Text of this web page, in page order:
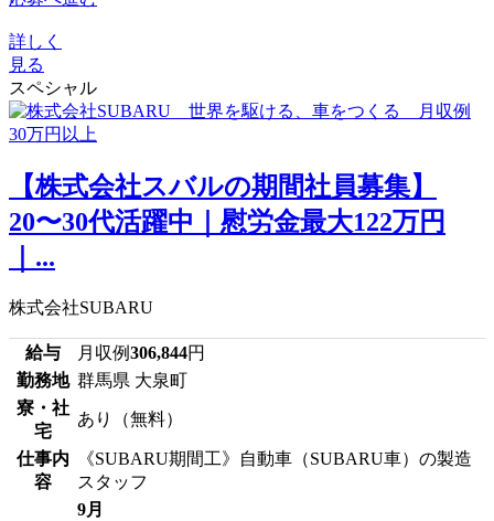
詳しく
見る
スペシャル
【株式会社スバルの期間社員募集】
20〜30代活躍中｜慰労金最大122万円
｜...
株式会社SUBARU
給与 月収例306,844円
勤務地 群馬県 大泉町
寮・社
宅
あり（無料）
仕事内
容
《SUBARU期間工》自動車（SUBARU車）の製造
スタッフ
9月